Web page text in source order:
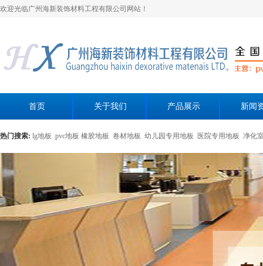
欢迎光临广州海新装饰材料工程有限公司网站！
首页 关于我们 产品展示 新闻
热门搜索: lg地板 pvc地板 橡胶地板 卷材地板 幼儿园专用地板 医院专用地板 净化